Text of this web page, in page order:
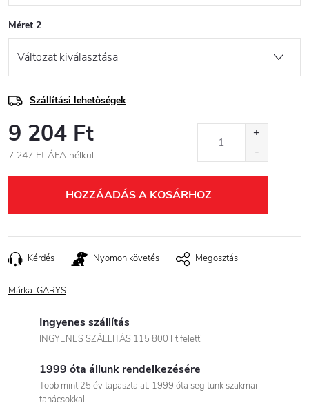
Méret 2
Szállítási lehetőségek
9 204 Ft
7 247 Ft ÁFA nélkül
HOZZÁADÁS A KOSÁRHOZ
Kérdés Nyomon követés Megosztás
Márka: GARYS
Ingyenes szállítás
INGYENES SZÁLLITÁS 115 800 Ft felett!
1999 óta állunk rendelkezésére
Több mint 25 év tapasztalat. 1999 óta segitünk szakmai
tanácsokkal